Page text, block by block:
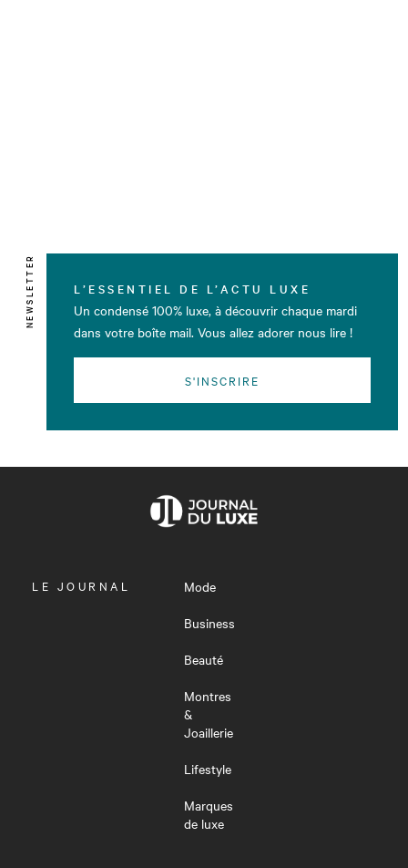
NEWSLETTER L’ESSENTIEL DE L’ACTU LUXE
Un condensé 100% luxe, à découvrir chaque mardi
dans votre boîte mail. Vous allez adorer nous lire !
S'INSCRIRE
OUVRIR
LE JOURNAL
Mode
Business
Beauté
Montres
&
Joaillerie
Lifestyle
Marques
de luxe